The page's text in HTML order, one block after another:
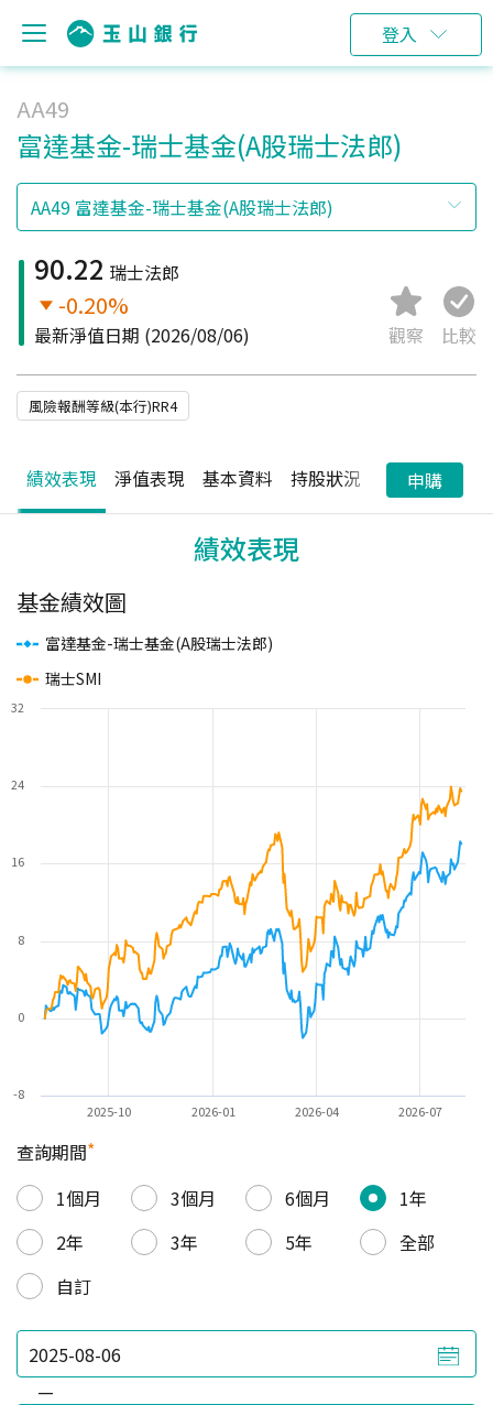
登入
AA49
富達基金-瑞士基金(A股瑞士法郎)
90.22 瑞士法郎
-0.20%
最新淨值日期 (2026/08/06) 觀察 比較
風險報酬等級(本行)RR4
績效表現 淨值表現 基本資料 持股狀況 配息狀況
申購
績效表現
基金績效圖
富達基金-瑞士基金(A股瑞士法郎)
瑞士SMI
2025-10 2026-01 2026-04 2026-07
-8
0
8
16
24
32
查詢期間*
1個月
3個月 6個月
1年
2年
3年 5年
全部
自訂
—